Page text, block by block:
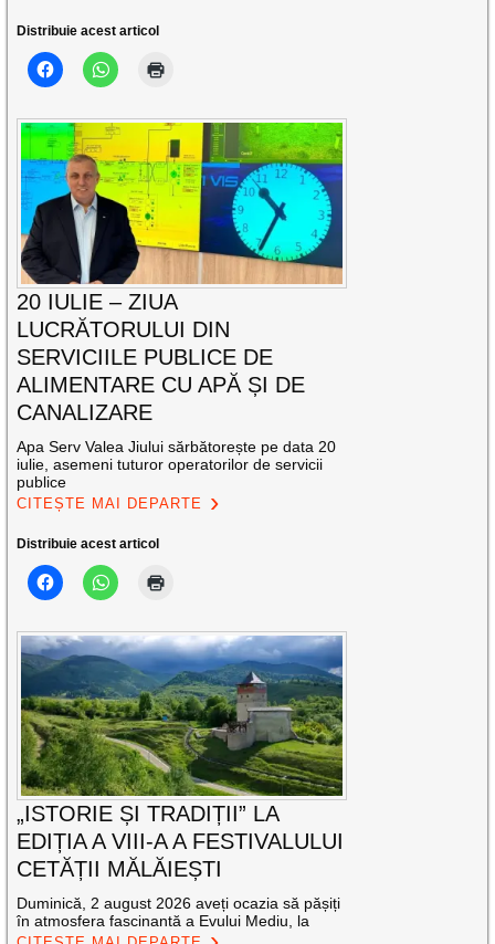
Distribuie acest articol
20 IULIE – ZIUA
LUCRĂTORULUI DIN
SERVICIILE PUBLICE DE
ALIMENTARE CU APĂ ȘI DE
CANALIZARE
Apa Serv Valea Jiului sărbătorește pe data 20
iulie, asemeni tuturor operatorilor de servicii
publice
CITEȘTE MAI DEPARTE
Distribuie acest articol
„ISTORIE ȘI TRADIȚII” LA
EDIȚIA A VIII-A A FESTIVALULUI
CETĂȚII MĂLĂIEȘTI
Duminică, 2 august 2026 aveți ocazia să pășiți
în atmosfera fascinantă a Evului Mediu, la